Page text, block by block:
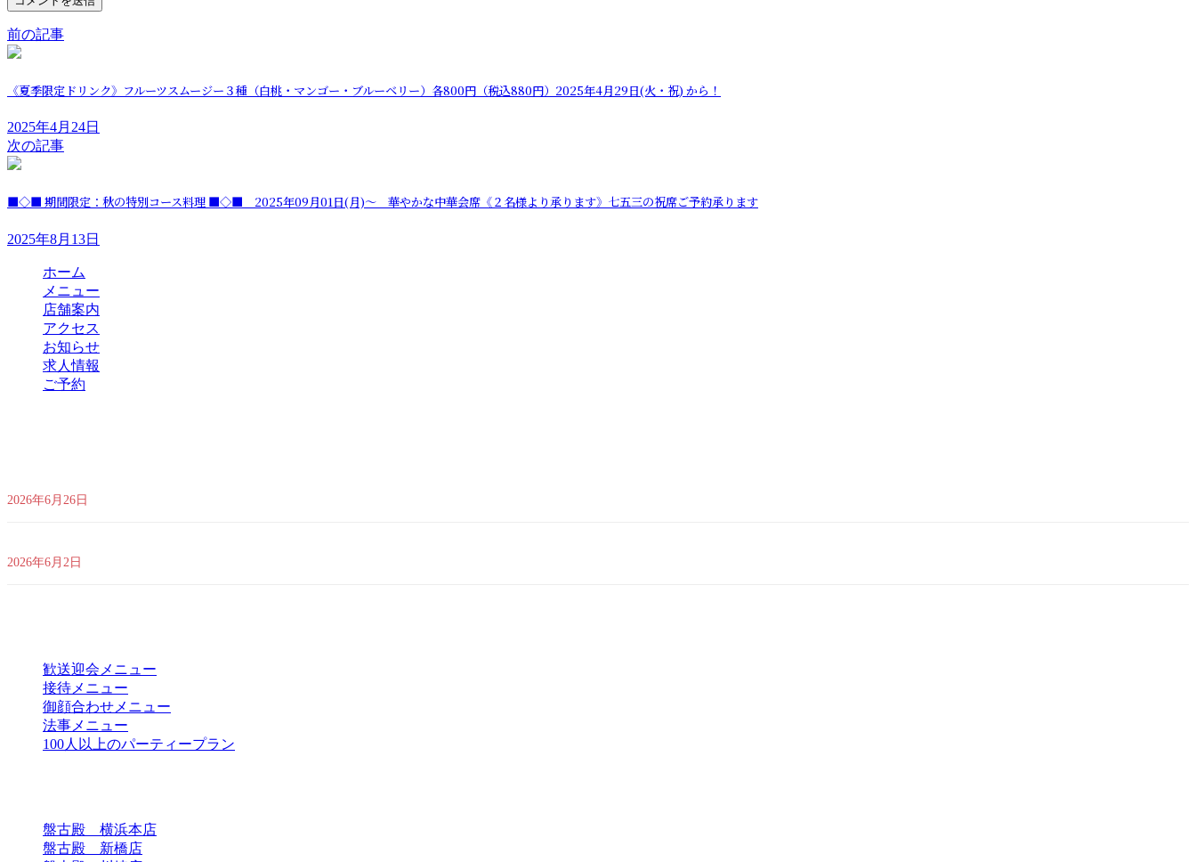
前の記事
《夏季限定ドリンク》フルーツスムージー３種（白桃・マンゴー・ブルーベリー）各800円（税込880円）2025年4月29日(火・祝) から！
2025年4月24日
次の記事
■◇■ 期間限定：秋の特別コース料理 ■◇■ 2025年09月01日(月)〜 華やかな中華会席《２名様より承ります》七五三の祝席ご予約承ります
2025年8月13日
ホーム
メニュー
店舗案内
アクセス
お知らせ
求人情報
ご予約
2026年6月26日
2026年6月2日
歓送迎会メニュー
接待メニュー
御顔合わせメニュー
法事メニュー
100人以上のパーティープラン
盤古殿 横浜本店
盤古殿 新橋店